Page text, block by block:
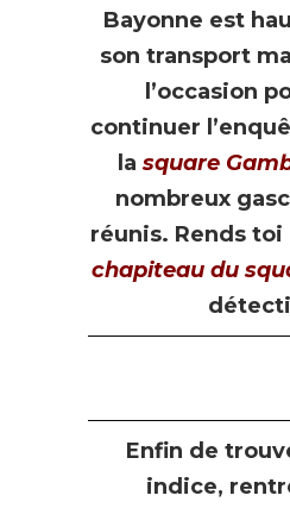
Bayonne est
son transport
l’occasion
continuer
la square
nombreux
réunis. Rends
chapiteau du
Enfin de
indice,